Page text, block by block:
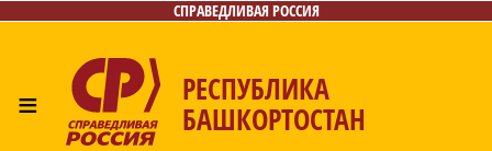
СПРАВЕДЛИВАЯ РОССИЯ
≡ РЕСПУБЛИКА
БАШКОРТОСТАН